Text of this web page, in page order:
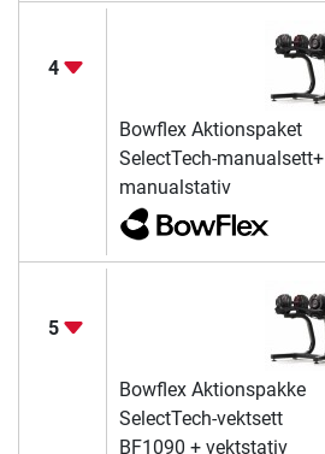
4
Bowflex Aktionspaket
SelectTech-manualsett+
manualstativ
5
Bowflex Aktionspakke
SelectTech-vektsett
BF1090 + vektstativ